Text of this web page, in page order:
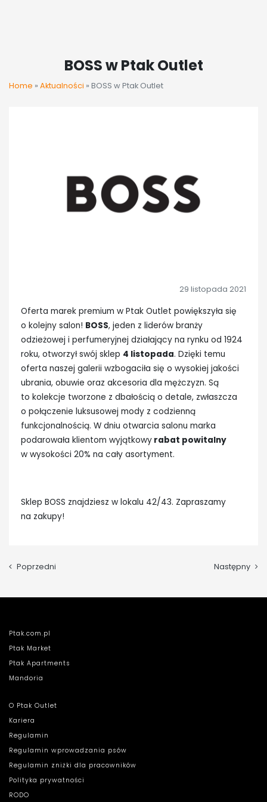
BOSS w Ptak Outlet
Home » Aktualności » BOSS w Ptak Outlet
29 listopada 2021
Oferta marek premium w Ptak Outlet powiększyła się
o kolejny salon! BOSS, jeden z liderów branży
odzieżowej i perfumeryjnej działający na rynku od 1924
roku, otworzył swój sklep 4 listopada. Dzięki temu
oferta naszej galerii wzbogaciła się o wysokiej jakości
ubrania, obuwie oraz akcesoria dla mężczyzn. Są
to kolekcje tworzone z dbałością o detale, zwłaszcza
o połączenie luksusowej mody z codzienną
funkcjonalnością. W dniu otwarcia salonu marka
podarowała klientom wyjątkowy rabat powitalny
w wysokości 20% na cały asortyment.
Sklep BOSS znajdziesz w lokalu 42/43. Zapraszamy
na zakupy!
Poprzedni Następny
Ptak.com.pl
Ptak Market
Ptak Apartments
Mandoria
O Ptak Outlet
Kariera
Regulamin
Regulamin wprowadzania psów
Regulamin zniżki dla pracowników
Polityka prywatności
RODO